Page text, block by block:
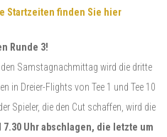
Startzeiten finden Sie hier
Runde 3!
Samstagnachmittag wird die dritte
in Dreier-Flights von Tee 1 und Tee 10
Spieler, die den Cut schaffen, wird die
Uhr abschlagen, die letzte um